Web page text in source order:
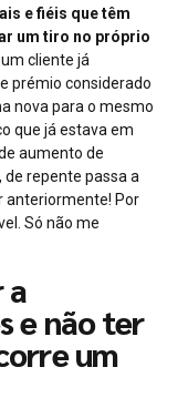
e fiéis que têm
um tiro no próprio
cliente já
prémio considerado
nova para o mesmo
que já estava em
aumento de
repente passa a
anteriormente! Por
Só não me
a
e não ter
um